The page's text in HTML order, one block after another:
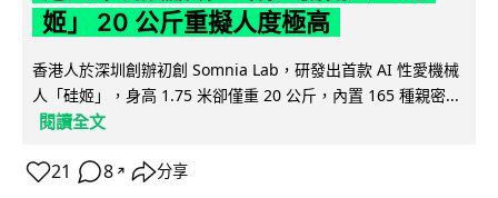
姬」 20 公斤重擬人度極高
香港人於深圳創辦初創 Somnia Lab，研發出首款 AI 性愛機械
人「硅姬」，身高 1.75 米卻僅重 20 公斤，內置 165 種親密...
閱讀全文
21 8 ↗ 分享